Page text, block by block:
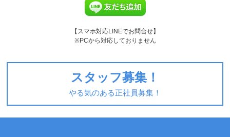
【スマホ対応LINEでお問合せ】
※PCから対応しておりません
スタッフ募集！
やる気のある正社員募集！